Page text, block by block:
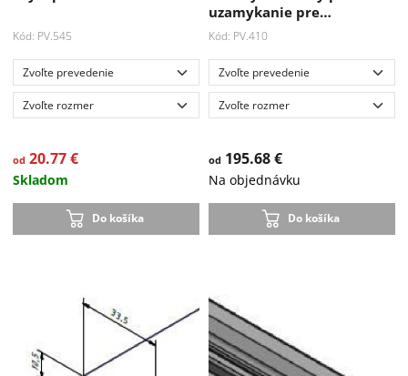
Kód: PV.545
od20.77 €
Skladom
Do košíka
uzamykanie pre…
Kód: PV.410
od 195.68 €
Na objednávku
Do košíka